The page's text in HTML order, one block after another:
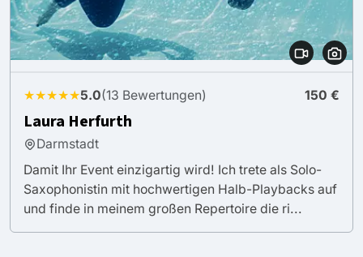
★★★★★5.0(13 Bewertungen) 150 €
Laura Herfurth
Darmstadt
Damit Ihr Event einzigartig wird! Ich trete als Solo-
Saxophonistin mit hochwertigen Halb-Playbacks auf
und finde in meinem großen Repertoire die ri...